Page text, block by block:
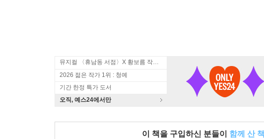
뮤지컬 〈휴남동 서점〉X 황보름 작가 북토크
2026 젊은 작가 1위 : 청예
기간 한정 특가 도서
오직, 예스24에서만
이 책을 구입하신 분들이 함께 산 책